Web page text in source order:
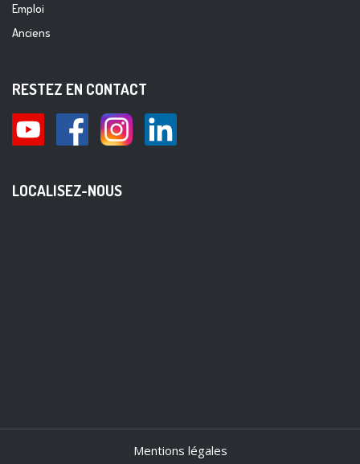
Emploi
Anciens
RESTEZ EN CONTACT
LOCALISEZ-NOUS
Mentions légales